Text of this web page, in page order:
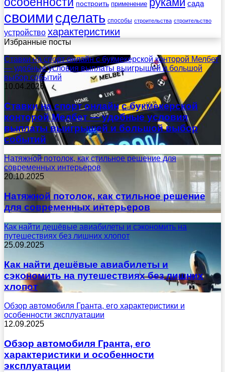
построить применение руками сада
своими сделать способы строительства строительство
устройство характеристики
Избранные посты
Ставки на спорт онлайн с букмекерской конторой Мелбет
— удобные условия выплаты выигрышей и большой
выбор событий
10.04.2026
Ставки на спорт онлайн с букмекерской
конторой Мелбет — удобные условия
выплаты выигрышей и большой выбор
событий
Натяжной потолок, как стильное решение для
современных интерьеров
20.10.2025
Натяжной потолок, как стильное решение
для современных интерьеров
Как найти дешёвые авиабилеты и сэкономить на
путешествиях без лишних хлопот
25.09.2025
Как найти дешёвые авиабилеты и
сэкономить на путешествиях без лишних
хлопот
Обзор автомобиля Гранта, его характеристики и
особенности эксплуатации
12.09.2025
Обзор автомобиля Гранта, его
характеристики и особенности
эксплуатации